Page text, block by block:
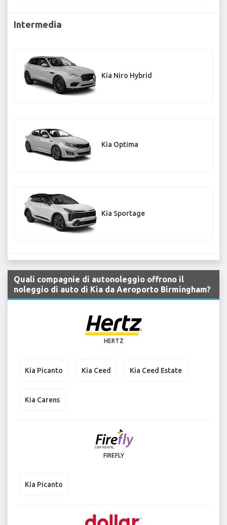
Intermedia
Kia Niro Hybrid
Kia Optima
Kia Sportage
Quali compagnie di autonoleggio offrono il
noleggio di auto di Kia da Aeroporto Birmingham?
HERTZ
Kia Picanto Kia Ceed Kia Ceed Estate
Kia Carens
FIREFLY
Kia Picanto